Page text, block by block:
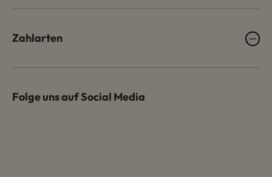
Zahlarten
Folge uns auf Social Media